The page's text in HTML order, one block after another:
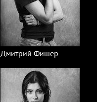
Дмитрий Фишер